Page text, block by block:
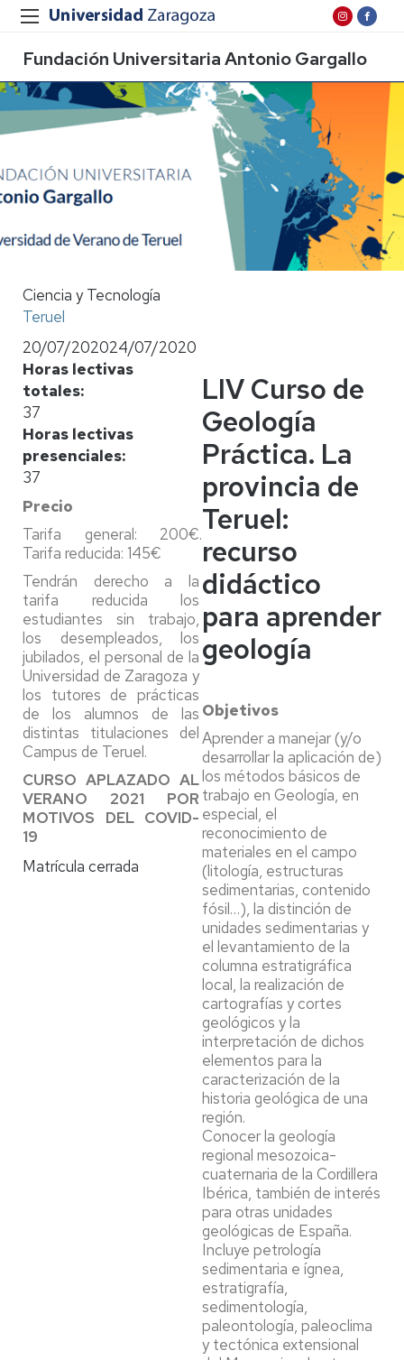
Fundación Universitaria Antonio Gargallo
Ciencia y Tecnología
Teruel
20/07/202024/07/2020
Horas lectivas
totales
37
Horas lectivas
presenciales
37
Precio
Tarifa general: 200€.
Tarifa reducida: 145€
Tendrán derecho a la
tarifa reducida los
estudiantes sin trabajo,
los desempleados, los
jubilados, el personal de la
Universidad de Zaragoza y
los tutores de prácticas
de los alumnos de las
distintas titulaciones del
Campus de Teruel.
CURSO APLAZADO AL
VERANO 2021 POR
MOTIVOS DEL COVID-
19
Matrícula cerrada
LIV Curso de
Geología
Práctica. La
provincia de
Teruel:
recurso
didáctico
para aprender
geología
Objetivos
Aprender a manejar (y/o
desarrollar la aplicación de)
los métodos básicos de
trabajo en Geología, en
especial, el
reconocimiento de
materiales en el campo
(litología, estructuras
sedimentarias, contenido
fósil…), la distinción de
unidades sedimentarias y
el levantamiento de la
columna estratigráfica
local, la realización de
cartografías y cortes
geológicos y la
interpretación de dichos
elementos para la
caracterización de la
historia geológica de una
región.
Conocer la geología
regional mesozoica-
cuaternaria de la Cordillera
Ibérica, también de interés
para otras unidades
geológicas de España.
Incluye petrología
sedimentaria e ígnea,
estratigrafía,
sedimentología,
paleontología, paleoclima
y tectónica extensional